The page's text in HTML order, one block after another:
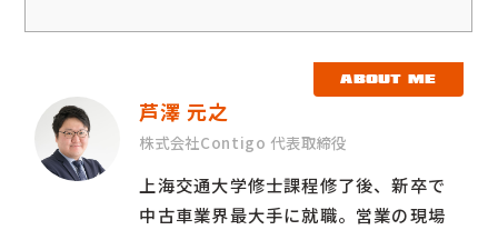
ABOUT ME
芦澤 元之
株式会社Contigo 代表取締役
上海交通大学修士課程修了後、新卒で
中古車業界最大手に就職。営業の現場